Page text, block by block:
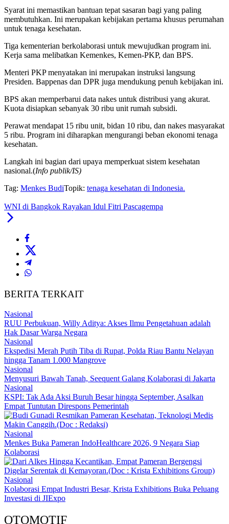
Syarat ini memastikan bantuan tepat sasaran bagi yang paling
membutuhkan. Ini merupakan kebijakan pertama khusus perumahan
untuk tenaga kesehatan.
Tiga kementerian berkolaborasi untuk mewujudkan program ini.
Kerja sama melibatkan Kemenkes, Kemen-PKP, dan BPS.
Menteri PKP menyatakan ini merupakan instruksi langsung
Presiden. Bappenas dan DPR juga mendukung penuh kebijakan ini.
BPS akan memperbarui data nakes untuk distribusi yang akurat.
Kuota disiapkan sebanyak 30 ribu unit rumah subsidi.
Perawat mendapat 15 ribu unit, bidan 10 ribu, dan nakes masyarakat
5 ribu. Program ini diharapkan mengurangi beban ekonomi tenaga
kesehatan.
Langkah ini bagian dari upaya memperkuat sistem kesehatan
nasional.(Info publik/IS)
Tag: Menkes BudiTopik: tenaga kesehatan di Indonesia.
WNI di Bangkok Rayakan Idul Fitri Pascagempa
BERITA TERKAIT
Nasional
RUU Perbukuan, Willy Aditya: Akses Ilmu Pengetahuan adalah
Hak Dasar Warga Negara
Nasional
Ekspedisi Merah Putih Tiba di Rupat, Polda Riau Bantu Nelayan
hingga Tanam 1.000 Mangrove
Nasional
Menyusuri Bawah Tanah, Seequent Galang Kolaborasi di Jakarta
Nasional
KSPI: Tak Ada Aksi Buruh Besar hingga September, Asalkan
Empat Tuntutan Direspons Pemerintah
Nasional
Menkes Buka Pameran IndoHealthcare 2026, 9 Negara Siap
Kolaborasi
Nasional
Kolaborasi Empat Industri Besar, Krista Exhibitions Buka Peluang
Investasi di JIExpo
OTOMOTIF